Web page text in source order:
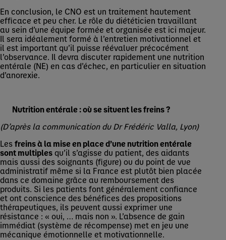
En conclusion, le CNO est un traitement hautement
efficace et peu cher. Le rôle du diététicien travaillant
au sein d’une équipe formée et organisée est ici majeur.
Il sera idéalement formé à l’entretien motivationnel et
il est important qu’il puisse réévaluer précocément
l’observance. Il devra discuter rapidement une nutrition
entérale (NE) en cas d’échec, en particulier en situation
d’anorexie.
Nutrition entérale : où se situent les freins ?
(D’après la communication du Dr Frédéric Valla, Lyon)
Lesfreins à la mise en place d’une nutrition entérale
sont multiplesqu’il s’agisse du patient, des aidants
mais aussi des soignants (figure) ou du point de vue
administratif même si la France est plutôt bien placée
dans ce domaine grâce au remboursement des
produits. Si les patients font généralement confiance
et ont conscience des bénéfices des propositions
thérapeutiques, ils peuvent aussi exprimer une
résistance : « oui, … mais non ». L’absence de gain
immédiat (système de récompense) met en jeu une
mécanique émotionnelle et motivationnelle.